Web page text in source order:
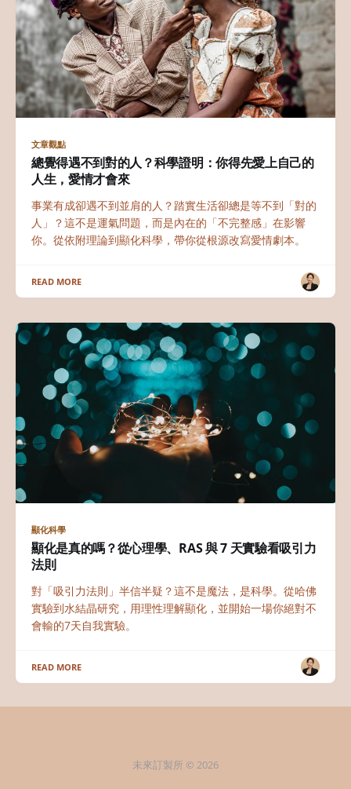
文章觀點
總覺得遇不到對的人？科學證明：你得先愛上自己的
人生，愛情才會來
事業有成卻遇不到並肩的人？踏實生活卻總是等不到「對的
人」？這不是運氣問題，而是內在的「不完整感」在影響
你。從依附理論到顯化科學，帶你從根源改寫愛情劇本。
READ MORE
顯化科學
顯化是真的嗎？從心理學、RAS 與 7 天實驗看吸引力
法則
對「吸引力法則」半信半疑？這不是魔法，是科學。從哈佛
實驗到水結晶研究，用理性理解顯化，並開始一場你絕對不
會輸的7天自我實驗。
READ MORE
未來訂製所 © 2026